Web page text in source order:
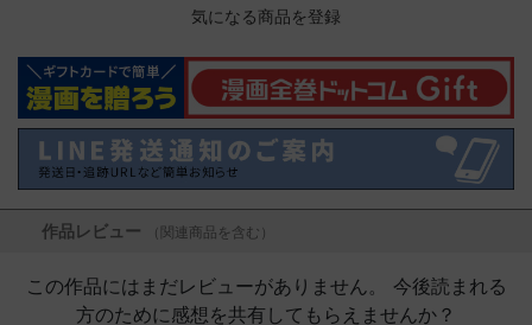
気になる商品を登録
作品レビュー （関連商品を含む）
この作品にはまだレビューがありません。 今後読まれる
方のために感想を共有してもらえませんか？